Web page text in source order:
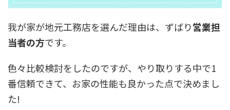
我が家が地元工務店を選んだ理由は、ずばり営業担
当者の方です。
色々比較検討をしたのですが、やり取りする中で1
番信頼できて、お家の性能も良かった点で決めまし
た!